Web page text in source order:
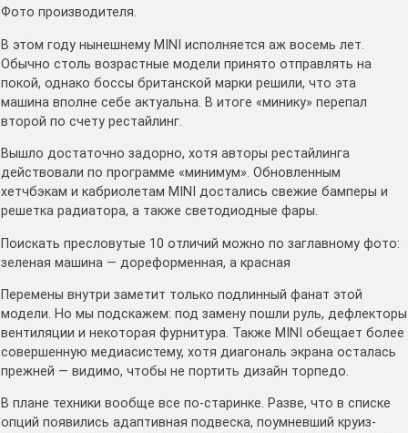
Фото производителя.
В этом году нынешнему MINI исполняется аж восемь лет.
Обычно столь возрастные модели принято отправлять на
покой, однако боссы британской марки решили, что эта
машина вполне себе актуальна. В итоге «минику» перепал
второй по счету рестайлинг.
Вышло достаточно задорно, хотя авторы рестайлинга
действовали по программе «минимум». Обновленным
хетчбэкам и кабриолетам MINI достались свежие бамперы и
решетка радиатора, а также светодиодные фары.
Поискать пресловутые 10 отличий можно по заглавному фото:
зеленая машина — дореформенная, а красная
Перемены внутри заметит только подлинный фанат этой
модели. Но мы подскажем: под замену пошли руль, дефлекторы
вентиляции и некоторая фурнитура. Также MINI обещает более
совершенную медиасистему, хотя диагональ экрана осталась
прежней — видимо, чтобы не портить дизайн торпедо.
В плане техники вообще все по-старинке. Разве, что в списке
опций появились адаптивная подвеска, поумневший круиз-